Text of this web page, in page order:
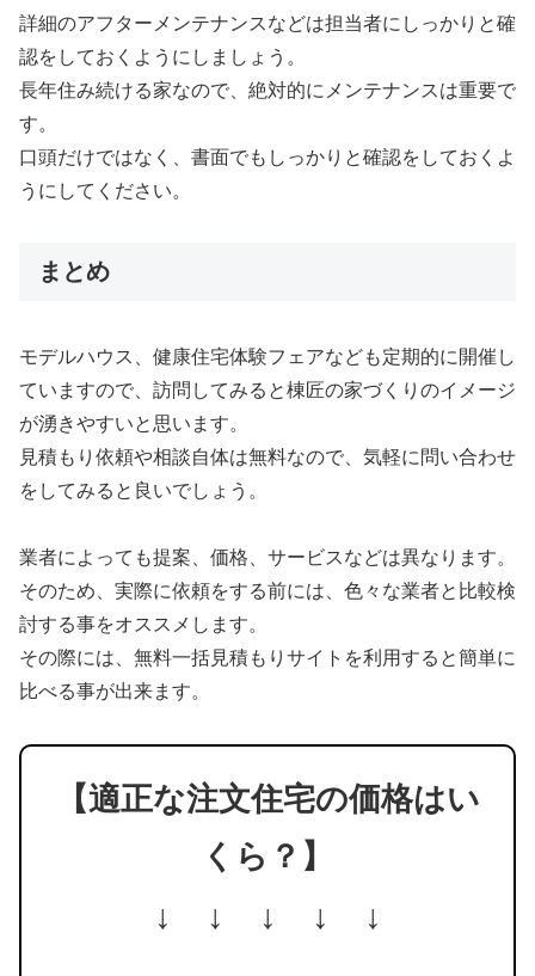
詳細のアフターメンテナンスなどは担当者にしっかりと確
認をしておくようにしましょう。
長年住み続ける家なので、絶対的にメンテナンスは重要で
す。
口頭だけではなく、書面でもしっかりと確認をしておくよ
うにしてください。
まとめ
モデルハウス、健康住宅体験フェアなども定期的に開催し
ていますので、訪問してみると棟匠の家づくりのイメージ
が湧きやすいと思います。
見積もり依頼や相談自体は無料なので、気軽に問い合わせ
をしてみると良いでしょう。
業者によっても提案、価格、サービスなどは異なります。
そのため、実際に依頼をする前には、色々な業者と比較検
討する事をオススメします。
その際には、無料一括見積もりサイトを利用すると簡単に
比べる事が出来ます。
【適正な注文住宅の価格はい
くら？】
↓ ↓ ↓ ↓ ↓